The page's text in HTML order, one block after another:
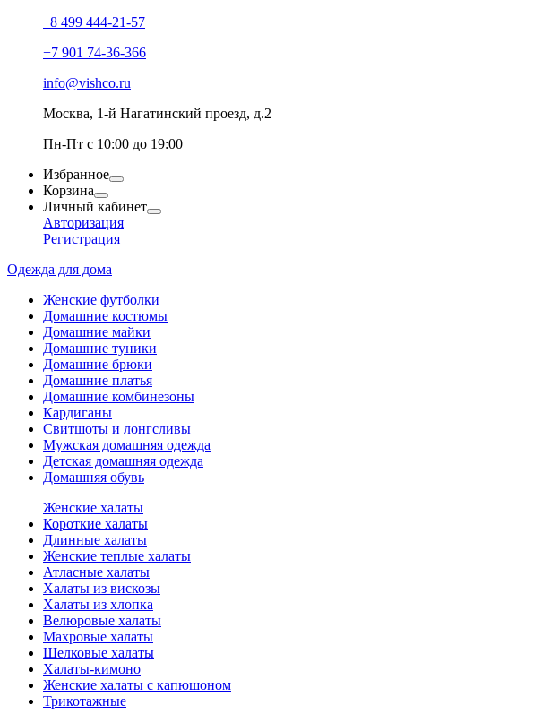
8 499 444-21-57
+7 901 74-36-366
info@vishco.ru
Москва, 1-й Нагатинский проезд, д.2
Пн-Пт с 10:00 до 19:00
Избранное
Корзина
Личный кабинет
Авторизация
Регистрация
Одежда для дома
Женские футболки
Домашние костюмы
Домашние майки
Домашние туники
Домашние брюки
Домашние платья
Домашние комбинезоны
Кардиганы
Свитшоты и лонгсливы
Мужская домашняя одежда
Детская домашняя одежда
Домашняя обувь
Женские халаты
Короткие халаты
Длинные халаты
Женские теплые халаты
Атласные халаты
Халаты из вискозы
Халаты из хлопка
Велюровые халаты
Махровые халаты
Шелковые халаты
Халаты-кимоно
Женские халаты с капюшоном
Трикотажные